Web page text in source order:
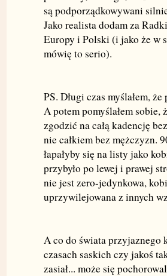
są podporządkowywani
Jako realista dodam za
Europy i Polski (i jako że w
mówię to serio).
PS. Długi czas myślałem,
A potem pomyślałem sobie,
zgodzić na całą kadencję
nie całkiem bez mężczyzn.
łapałyby się na listy jako
przybyło po lewej i prawej
nie jest zero-jedynkowa,
uprzywilejowana z innych
A co do świata przyjaznego
czasach saskich czy jakoś
zasiał... może się